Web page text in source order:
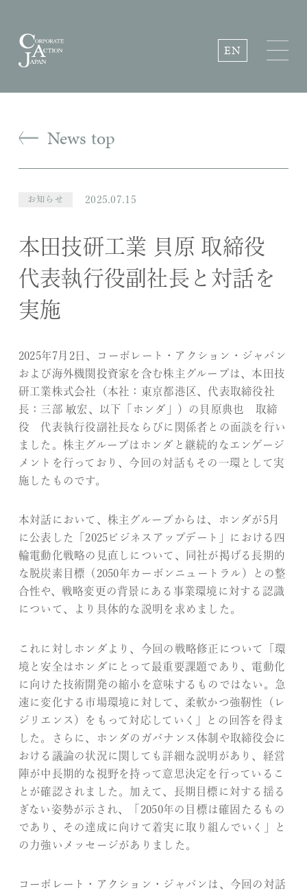
EN
News top
お知らせ 2025.07.15
本田技研工業 貝原 取締役
代表執行役副社長と対話を
実施
2025年7月2日、コーポレート・アクション・ジャパン
および海外機関投資家を含む株主グループは、本田技
研工業株式会社（本社：東京都港区、代表取締役社
長：三部 敏宏、以下「ホンダ」）の貝原典也 取締
役 代表執行役副社長ならびに関係者との面談を行い
ました。株主グループはホンダと継続的なエンゲージ
メントを行っており、今回の対話もその一環として実
施したものです。
本対話において、株主グループからは、ホンダが5月
に公表した「2025ビジネスアップデート」における四
輪電動化戦略の見直しについて、同社が掲げる長期的
な脱炭素目標（2050年カーボンニュートラル）との整
合性や、戦略変更の背景にある事業環境に対する認識
について、より具体的な説明を求めました。
これに対しホンダより、今回の戦略修正について「環
境と安全はホンダにとって最重要課題であり、電動化
に向けた技術開発の縮小を意味するものではない。急
速に変化する市場環境に対して、柔軟かつ強靭性（レ
ジリエンス）をもって対応していく」との回答を得ま
した。さらに、ホンダのガバナンス体制や取締役会に
おける議論の状況に関しても詳細な説明があり、経営
陣が中長期的な視野を持って意思決定を行っているこ
とが確認されました。加えて、長期目標に対する揺る
ぎない姿勢が示され、「2050年の目標は確固たるもの
であり、その達成に向けて着実に取り組んでいく」と
の力強いメッセージがありました。
コーポレート・アクション・ジャパンは、今回の対話